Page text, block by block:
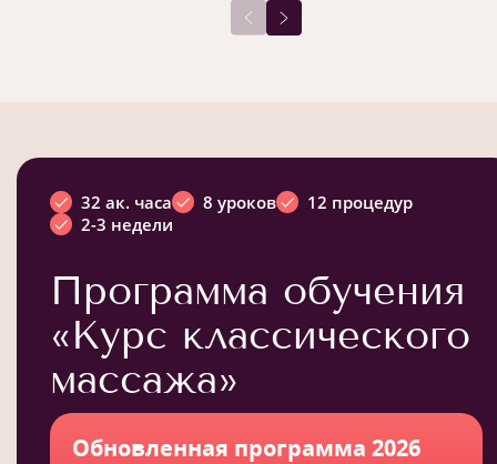
32 ак. часа 8 уроков
12 процедур
2-3 недели
Программа обучения
«Курс классического
массажа»
Обновленная программа 2026